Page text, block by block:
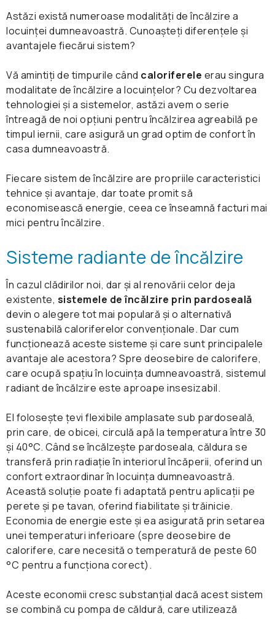
Astăzi există numeroase modalități de încălzire a
locuinței dumneavoastră. Cunoașteți diferențele și
avantajele fiecărui sistem?
Vă amintiți de timpurile când caloriferele erau singura
modalitate de încălzire a locuințelor? Cu dezvoltarea
tehnologiei și a sistemelor, astăzi avem o serie
întreagă de noi opțiuni pentru încălzirea agreabilă pe
timpul iernii, care asigură un grad optim de confort în
casa dumneavoastră.
Fiecare sistem de încălzire are propriile caracteristici
tehnice și avantaje, dar toate promit să
economisească energie, ceea ce înseamnă facturi mai
mici pentru încălzire.
Sisteme radiante de încălzire
În cazul clădirilor noi, dar și al renovării celor deja
existente, sistemele de încălzire prin pardoseală
devin o alegere tot mai populară și o alternativă
sustenabilă caloriferelor convenționale. Dar cum
funcționează aceste sisteme și care sunt principalele
avantaje ale acestora? Spre deosebire de calorifere,
care ocupă spațiu în locuința dumneavoastră, sistemul
radiant de încălzire este aproape insesizabil.
El folosește țevi flexibile amplasate sub pardoseală,
prin care, de obicei, circulă apă la temperatura între 30
și 40°C. Când se încălzește pardoseala, căldura se
transferă prin radiație în interiorul încăperii, oferind un
confort extraordinar în locuința dumneavoastră.
Această soluție poate fi adaptată pentru aplicații pe
perete și pe tavan, oferind fiabilitate și trăinicie.
Economia de energie este și ea asigurată prin setarea
unei temperaturi inferioare (spre deosebire de
calorifere, care necesită o temperatură de peste 60
°C pentru a funcționa corect).
Aceste economii cresc substanțial dacă acest sistem
se combină cu pompa de căldură, care utilizează